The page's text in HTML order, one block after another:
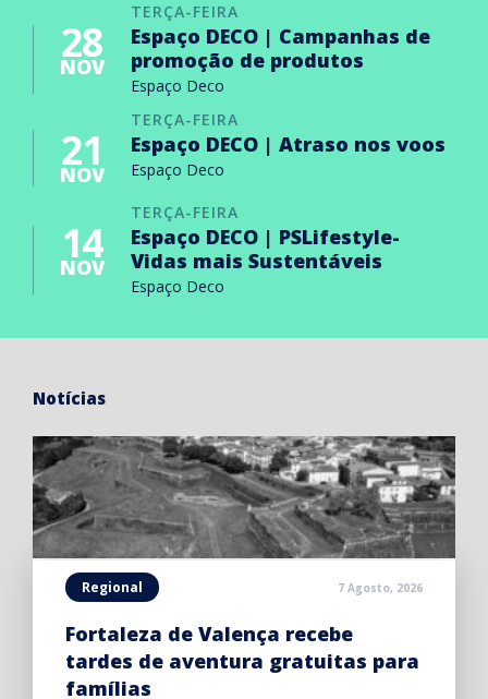
TERÇA-FEIRA
28
NOV
Espaço DECO | Campanhas de
promoção de produtos
Espaço Deco
TERÇA-FEIRA
21
NOV
Espaço DECO | Atraso nos voos
Espaço Deco
TERÇA-FEIRA
14
NOV
Espaço DECO | PSLifestyle-
Vidas mais Sustentáveis
Espaço Deco
Notícias
Regional 7 Agosto, 2026
Fortaleza de Valença recebe
tardes de aventura gratuitas para
famílias